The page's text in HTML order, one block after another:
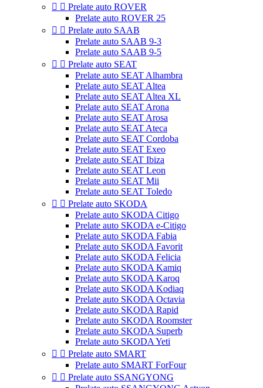
  Prelate auto ROVER
Prelate auto ROVER 25
  Prelate auto SAAB
Prelate auto SAAB 9-3
Prelate auto SAAB 9-5
  Prelate auto SEAT
Prelate auto SEAT Alhambra
Prelate auto SEAT Altea
Prelate auto SEAT Altea XL
Prelate auto SEAT Arona
Prelate auto SEAT Arosa
Prelate auto SEAT Ateca
Prelate auto SEAT Cordoba
Prelate auto SEAT Exeo
Prelate auto SEAT Ibiza
Prelate auto SEAT Leon
Prelate auto SEAT Mii
Prelate auto SEAT Toledo
  Prelate auto SKODA
Prelate auto SKODA Citigo
Prelate auto SKODA e-Citigo
Prelate auto SKODA Fabia
Prelate auto SKODA Favorit
Prelate auto SKODA Felicia
Prelate auto SKODA Kamiq
Prelate auto SKODA Karoq
Prelate auto SKODA Kodiaq
Prelate auto SKODA Octavia
Prelate auto SKODA Rapid
Prelate auto SKODA Roomster
Prelate auto SKODA Superb
Prelate auto SKODA Yeti
  Prelate auto SMART
Prelate auto SMART ForFour
  Prelate auto SSANGYONG